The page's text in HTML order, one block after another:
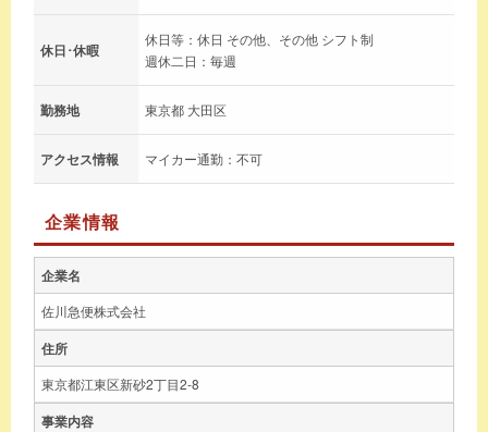
休日･休暇
休日等：休日 その他、その他 シフト制
週休二日：毎週
勤務地 東京都 大田区
アクセス情報 マイカー通勤：不可
企業情報
企業名
佐川急便株式会社
住所
東京都江東区新砂2丁目2-8
事業内容